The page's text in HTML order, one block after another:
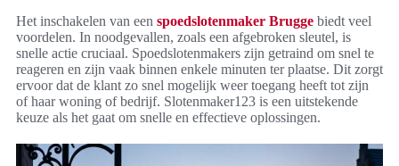
Het inschakelen van een spoedslotenmaker Brugge biedt veel
voordelen. In noodgevallen, zoals een afgebroken sleutel, is
snelle actie cruciaal. Spoedslotenmakers zijn getraind om snel te
reageren en zijn vaak binnen enkele minuten ter plaatse. Dit zorgt
ervoor dat de klant zo snel mogelijk weer toegang heeft tot zijn
of haar woning of bedrijf. Slotenmaker123 is een uitstekende
keuze als het gaat om snelle en effectieve oplossingen.